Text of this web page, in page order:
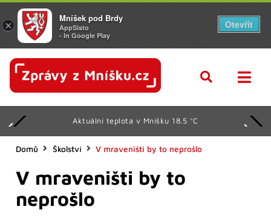
Aktuální teplota v Mníšku 18.5 °C
Domů Školství V mraveništi by to neprošlo
V mraveništi by to
neprošlo
×
Mníšek pod Brdy
AppSisto
- In Google Play
Otevřít